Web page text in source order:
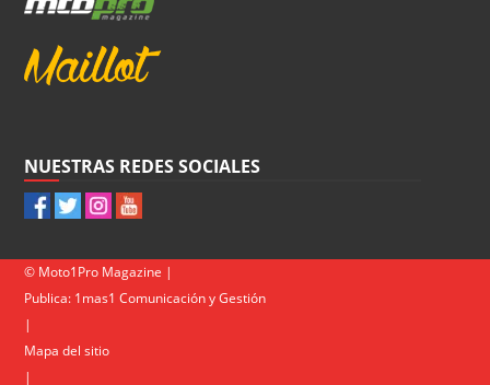
NUESTRAS REDES SOCIALES
© Moto1Pro Magazine |
Publica: 1mas1 Comunicación y Gestión
|
Mapa del sitio
|